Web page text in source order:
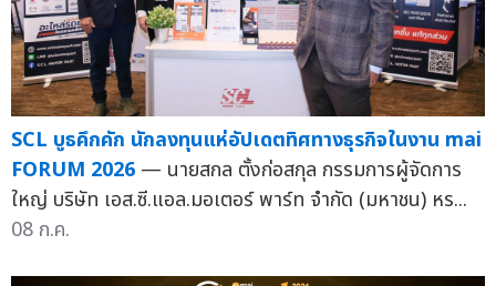
SCL บูธคึกคัก นักลงทุนแห่อัปเดตทิศทางธุรกิจในงาน mai
FORUM 2026 — นายสกล ตั้งก่อสกุล กรรมการผู้จัดการ
ใหญ่ บริษัท เอส.ซี.แอล.มอเตอร์ พาร์ท จำกัด (มหาชน) หร...
08 ก.ค.